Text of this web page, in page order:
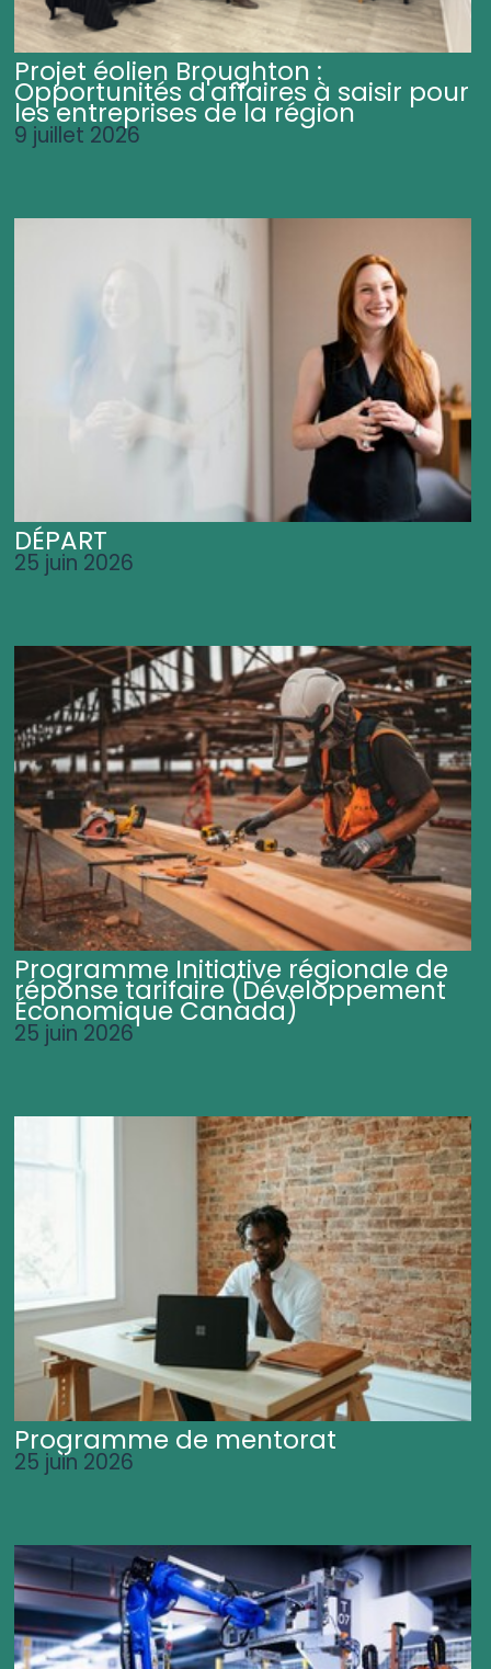
Projet éolien Broughton :
Opportunités d'affaires à saisir pour
les entreprises de la région
9 juillet 2026
DÉPART
25 juin 2026
Programme Initiative régionale de
réponse tarifaire (Développement
Économique Canada)
25 juin 2026
Programme de mentorat
25 juin 2026